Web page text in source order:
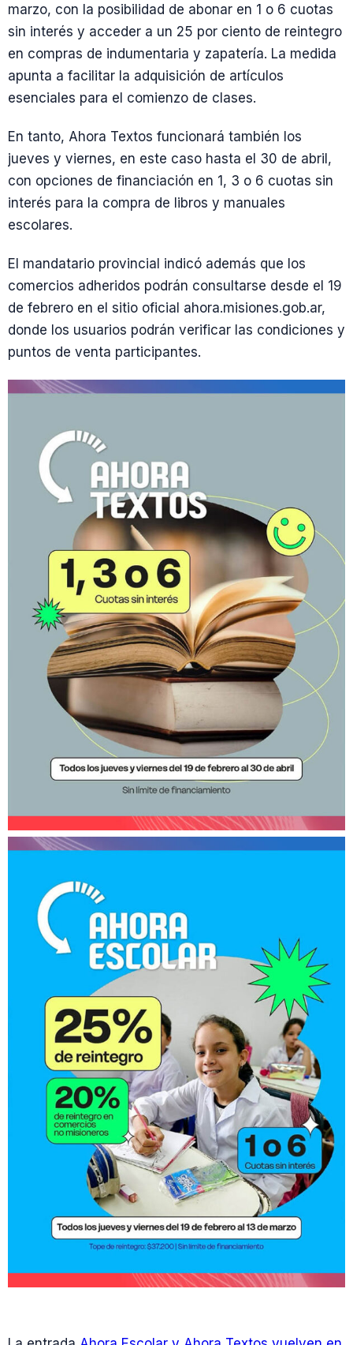
marzo, con la posibilidad de abonar en 1 o 6 cuotas
sin interés y acceder a un 25 por ciento de reintegro
en compras de indumentaria y zapatería. La medida
apunta a facilitar la adquisición de artículos
esenciales para el comienzo de clases.
En tanto, Ahora Textos funcionará también los
jueves y viernes, en este caso hasta el 30 de abril,
con opciones de financiación en 1, 3 o 6 cuotas sin
interés para la compra de libros y manuales
escolares.
El mandatario provincial indicó además que los
comercios adheridos podrán consultarse desde el 19
de febrero en el sitio oficial ahora.misiones.gob.ar,
donde los usuarios podrán verificar las condiciones y
puntos de venta participantes.